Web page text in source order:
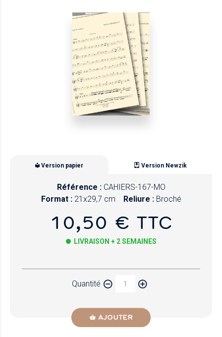
Version papier Version Newzik
Référence : CAHIERS-167-MO
Format : 21x29,7 cm Reliure : Broché
10,50 € TTC
LIVRAISON + 2 SEMAINES
Quantité
AJOUTER